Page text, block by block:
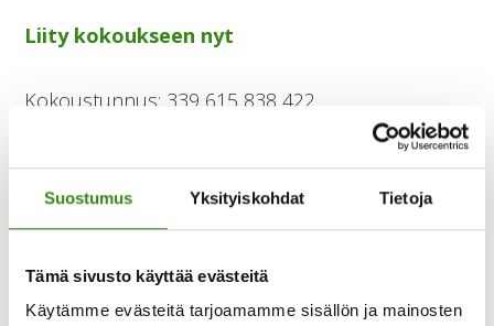
Suostumus Yksityiskohdat Tietoja
Tämä sivusto käyttää evästeitä
Käytämme evästeitä tarjoamamme sisällön ja mainosten
Liity kokoukseen nyt
Kokoustunnus: 339 615 838 422
Tunnuskoodi: qtSWzP